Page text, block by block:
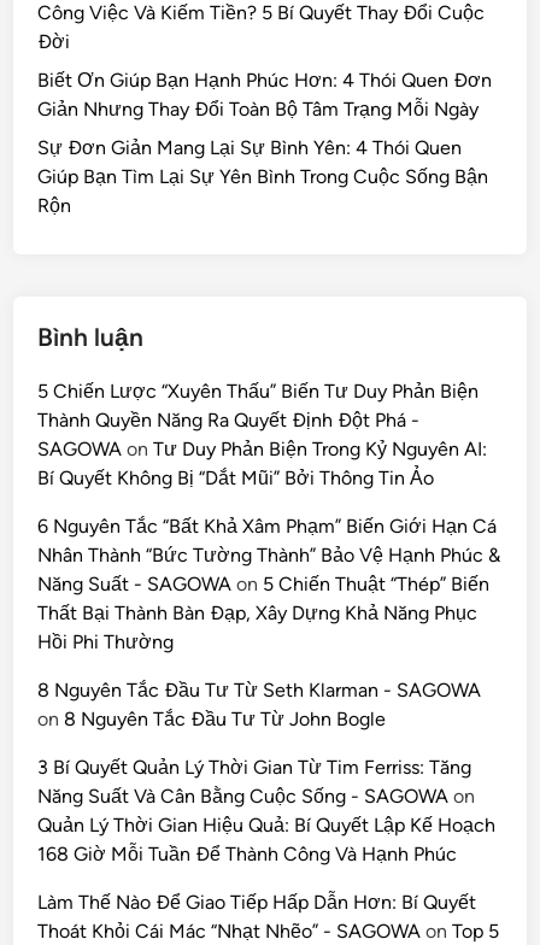
Công Việc Và Kiếm Tiền? 5 Bí Quyết Thay Đổi Cuộc
Đời
Biết Ơn Giúp Bạn Hạnh Phúc Hơn: 4 Thói Quen Đơn
Giản Nhưng Thay Đổi Toàn Bộ Tâm Trạng Mỗi Ngày
Sự Đơn Giản Mang Lại Sự Bình Yên: 4 Thói Quen
Giúp Bạn Tìm Lại Sự Yên Bình Trong Cuộc Sống Bận
Rộn
Bình luận
5 Chiến Lược “Xuyên Thấu” Biến Tư Duy Phản Biện
Thành Quyền Năng Ra Quyết Định Đột Phá -
SAGOWA onTư Duy Phản Biện Trong Kỷ Nguyên AI:
Bí Quyết Không Bị “Dắt Mũi” Bởi Thông Tin Ảo
6 Nguyên Tắc “Bất Khả Xâm Phạm” Biến Giới Hạn Cá
Nhân Thành “Bức Tường Thành” Bảo Vệ Hạnh Phúc &
Năng Suất - SAGOWA on 5 Chiến Thuật “Thép” Biến
Thất Bại Thành Bàn Đạp, Xây Dựng Khả Năng Phục
Hồi Phi Thường
8 Nguyên Tắc Đầu Tư Từ Seth Klarman - SAGOWA
on 8 Nguyên Tắc Đầu Tư Từ John Bogle
3 Bí Quyết Quản Lý Thời Gian Từ Tim Ferriss: Tăng
Năng Suất Và Cân Bằng Cuộc Sống - SAGOWA on
Quản Lý Thời Gian Hiệu Quả: Bí Quyết Lập Kế Hoạch
168 Giờ Mỗi Tuần Để Thành Công Và Hạnh Phúc
Làm Thế Nào Để Giao Tiếp Hấp Dẫn Hơn: Bí Quyết
Thoát Khỏi Cái Mác “Nhạt Nhẽo” - SAGOWA onTop 5